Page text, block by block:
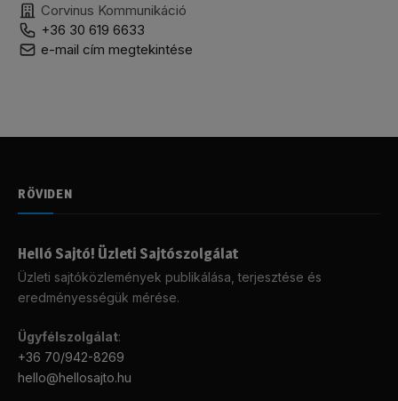
Corvinus Kommunikáció
+36 30 619 6633
e-mail cím megtekintése
RÖVIDEN
Helló Sajtó! Üzleti Sajtószolgálat
Üzleti sajtóközlemények publikálása, terjesztése és
eredményességük mérése.
Ügyfélszolgálat:
+36 70/942-8269
hello@hellosajto.hu